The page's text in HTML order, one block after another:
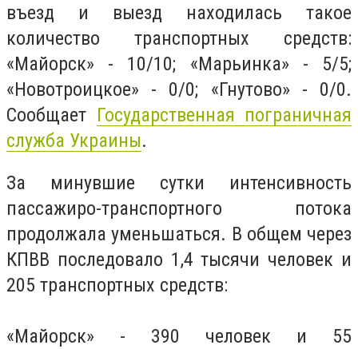
въезд и выезд находилась такое
количество транспортных средств:
«Майорск» - 10/10; «Марьинка» - 5/5;
«Новотроицкое» - 0/0; «Гнутово» - 0/0.
Сообщает Государственная пограничная
служба Украины.
За минувшие сутки интенсивность
пассажиро-транспортного потока
продолжала уменьшаться. В общем через
КПВВ последовало 1,4 тысячи человек и
205 транспортных средств:
«Майорск» - 390 человек и 55